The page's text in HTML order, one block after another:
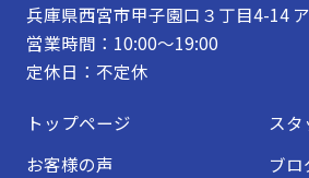
兵庫県西宮市甲子園口３丁目4-14
営業時間：10:00～19:00
定休日：不定休
トップページ
ス
お客様の声
ブロ